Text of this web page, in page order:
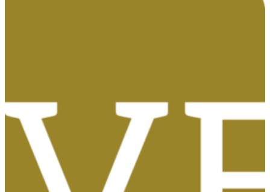
Tasas, Solicitud de Títulos y Certificados